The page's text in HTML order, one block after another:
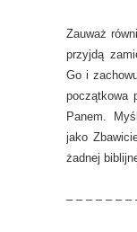
Zauważ
przyjdą
Go i
początkowa
Panem.
jako
żadnej
– – – – – – –